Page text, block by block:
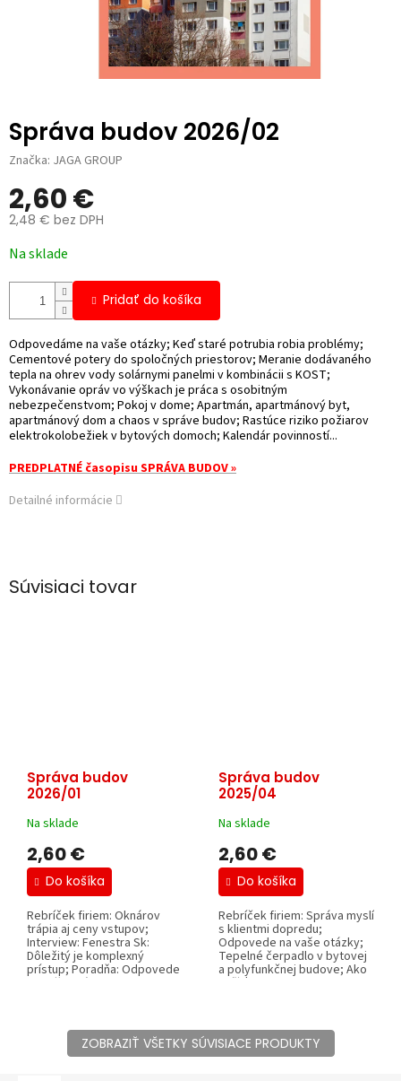
Správa budov 2026/02
Značka: JAGA GROUP
2,60 €
2,48 € bez DPH
cena:
Na sklade
Pridať do košíka
Odpovedáme na vaše otázky; Keď staré potrubia robia problémy;
Cementové potery do spoločných priestorov; Meranie dodávaného
tepla na ohrev vody solárnymi panelmi v kombinácii s KOST;
Vykonávanie opráv vo výškach je práca s osobitným
nebezpečenstvom; Pokoj v dome; Apartmán, apartmánový byt,
apartmánový dom a chaos v správe budov; Rastúce riziko požiarov
elektrokolobežiek v bytových domoch; Kalendár povinností...
PREDPLATNÉ časopisu SPRÁVA BUDOV »
Detailné informácie
Súvisiaci tovar
Správa budov
2026/01
Na sklade
2,60 €
Do košíka
Rebríček firiem: Oknárov
trápia aj ceny vstupov;
Interview: Fenestra Sk:
Dôležitý je komplexný
prístup; Poradňa: Odpovede
na vaše otázky;...
Správa budov
2025/04
Na sklade
2,60 €
Do košíka
Rebríček firiem: Správa myslí
s klientmi dopredu;
Odpovede na vaše otázky;
Tepelné čerpadlo v bytovej
a polyfunkčnej budove; Ako
znížiť...
ZOBRAZIŤ VŠETKY SÚVISIACE PRODUKTY